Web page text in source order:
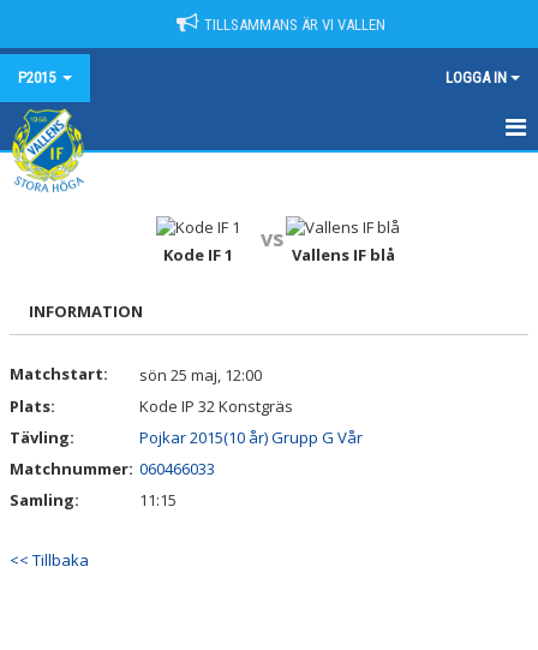
TILLSAMMANS ÄR VI VALLEN
P2015 LOGGA IN
HEM
MATCHER
TRUPPEN
BILDGALLERI
Kode IF 1
vs
Vallens IF blå
INFORMATION
Matchstart:
sön 25 maj, 12:00
Plats:
Kode IP 32 Konstgräs
Tävling:
Pojkar 2015(10 år) Grupp G Vår
Matchnummer: 060466033
Samling:
11:15
<< Tillbaka